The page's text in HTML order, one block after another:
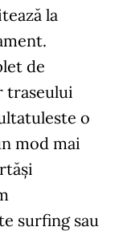
la
de
traseului
o
mod mai
surfing sau